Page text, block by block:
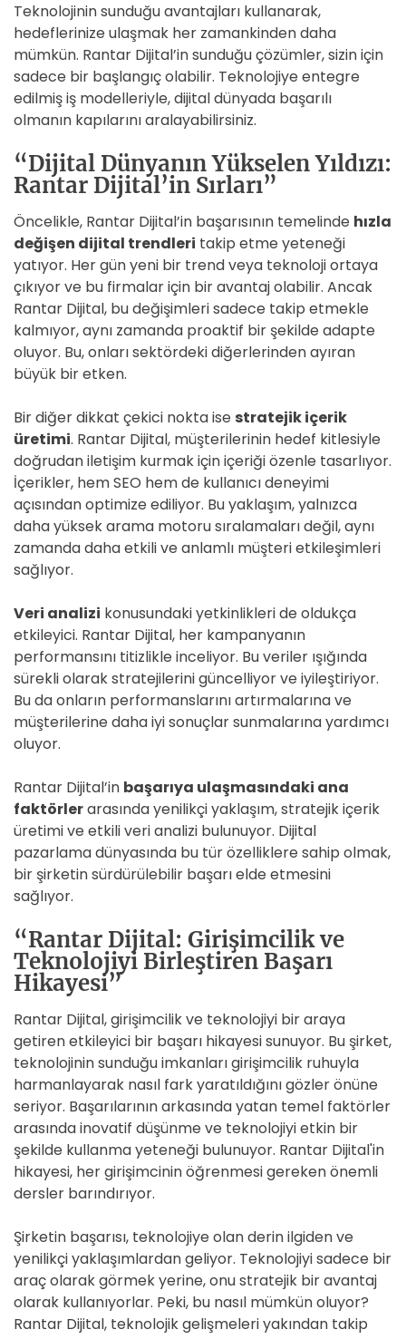
Teknolojinin sunduğu avantajları kullanarak,
hedeflerinize ulaşmak her zamankinden daha
mümkün. Rantar Dijital’in sunduğu çözümler, sizin için
sadece bir başlangıç olabilir. Teknolojiye entegre
edilmiş iş modelleriyle, dijital dünyada başarılı
olmanın kapılarını aralayabilirsiniz.
“Dijital Dünyanın Yükselen Yıldızı:
Rantar Dijital’in Sırları”
Öncelikle, Rantar Dijital’in başarısının temelinde hızla
değişen dijital trendleri takip etme yeteneği
yatıyor. Her gün yeni bir trend veya teknoloji ortaya
çıkıyor ve bu firmalar için bir avantaj olabilir. Ancak
Rantar Dijital, bu değişimleri sadece takip etmekle
kalmıyor, aynı zamanda proaktif bir şekilde adapte
oluyor. Bu, onları sektördeki diğerlerinden ayıran
büyük bir etken.
Bir diğer dikkat çekici nokta ise stratejik içerik
üretimi. Rantar Dijital, müşterilerinin hedef kitlesiyle
doğrudan iletişim kurmak için içeriği özenle tasarlıyor.
İçerikler, hem SEO hem de kullanıcı deneyimi
açısından optimize ediliyor. Bu yaklaşım, yalnızca
daha yüksek arama motoru sıralamaları değil, aynı
zamanda daha etkili ve anlamlı müşteri etkileşimleri
sağlıyor.
Veri analizi konusundaki yetkinlikleri de oldukça
etkileyici. Rantar Dijital, her kampanyanın
performansını titizlikle inceliyor. Bu veriler ışığında
sürekli olarak stratejilerini güncelliyor ve iyileştiriyor.
Bu da onların performanslarını artırmalarına ve
müşterilerine daha iyi sonuçlar sunmalarına yardımcı
oluyor.
Rantar Dijital’in başarıya ulaşmasındaki ana
faktörlerarasında yenilikçi yaklaşım, stratejik içerik
üretimi ve etkili veri analizi bulunuyor. Dijital
pazarlama dünyasında bu tür özelliklere sahip olmak,
bir şirketin sürdürülebilir başarı elde etmesini
sağlıyor.
“Rantar Dijital: Girişimcilik ve
Teknolojiyi Birleştiren Başarı
Hikayesi”
Rantar Dijital, girişimcilik ve teknolojiyi bir araya
getiren etkileyici bir başarı hikayesi sunuyor. Bu şirket,
teknolojinin sunduğu imkanları girişimcilik ruhuyla
harmanlayarak nasıl fark yaratıldığını gözler önüne
seriyor. Başarılarının arkasında yatan temel faktörler
arasında inovatif düşünme ve teknolojiyi etkin bir
şekilde kullanma yeteneği bulunuyor. Rantar Dijital'in
hikayesi, her girişimcinin öğrenmesi gereken önemli
dersler barındırıyor.
Şirketin başarısı, teknolojiye olan derin ilgiden ve
yenilikçi yaklaşımlardan geliyor. Teknolojiyi sadece bir
araç olarak görmek yerine, onu stratejik bir avantaj
olarak kullanıyorlar. Peki, bu nasıl mümkün oluyor?
Rantar Dijital, teknolojik gelişmeleri yakından takip